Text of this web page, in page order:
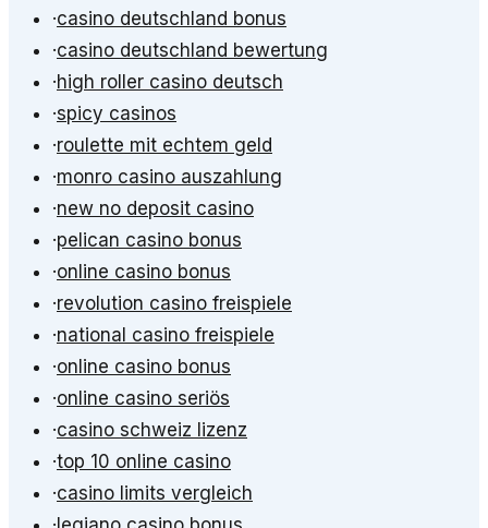
·casino deutschland bonus
·casino deutschland bewertung
·high roller casino deutsch
·spicy casinos
·roulette mit echtem geld
·monro casino auszahlung
·new no deposit casino
·pelican casino bonus
·online casino bonus
·revolution casino freispiele
·national casino freispiele
·online casino bonus
·online casino seriös
·casino schweiz lizenz
·top 10 online casino
·casino limits vergleich